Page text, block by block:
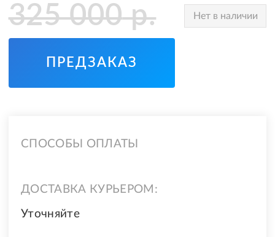
325 000р. Нет в наличии
ПРЕДЗАКАЗ
СПОСОБЫ ОПЛАТЫ
ДОСТАВКА КУРЬЕРОМ:
Уточняйте